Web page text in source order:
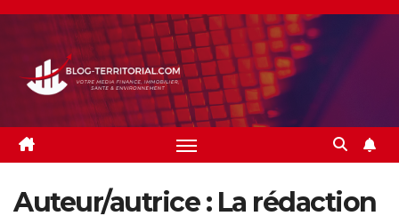
Skip
content
Auteur/autrice : La rédaction